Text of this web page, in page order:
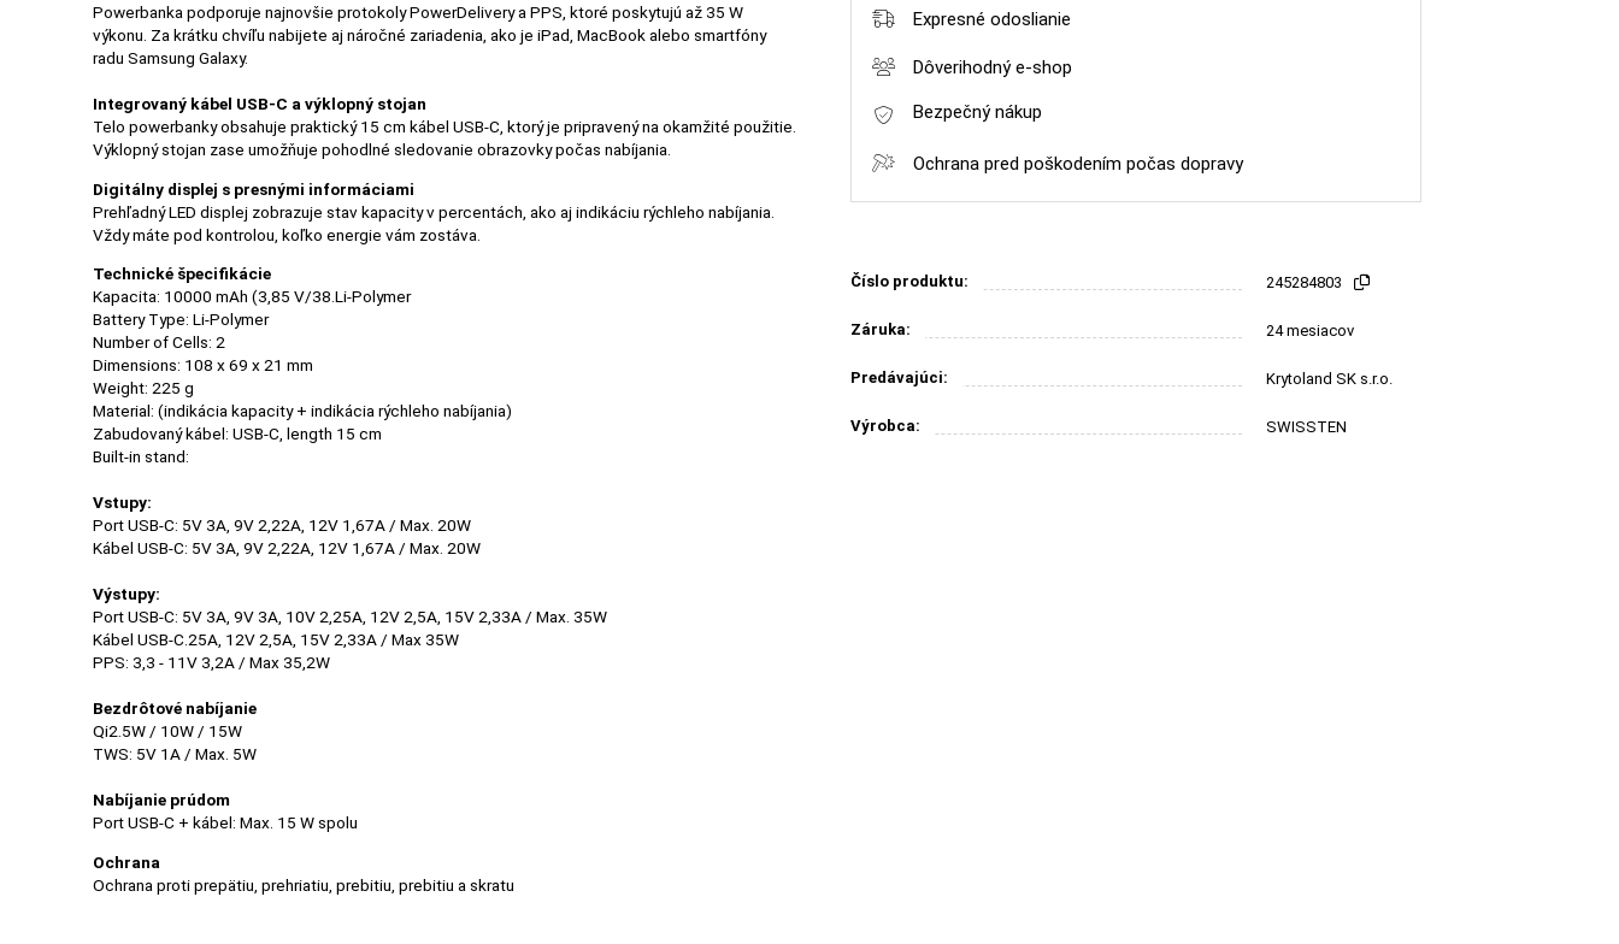
DOMÁCNOSŤ
POPSOCKETY
SMART
HODINKY
PRÍSLUŠENSTVO
FOTO,
AUDIO-
MALÉ
ŽIVOTNÝ
Powerbanka podporuje najnovšie protokoly PowerDelivery a PPS, ktoré poskytujú až 35 W
výkonu. Za krátku chvíľu nabijete aj náročné zariadenia, ako je iPad, MacBook alebo smartfóny
radu Samsung Galaxy.
Integrovaný kábel USB-C a výklopný stojan
Telo powerbanky obsahuje praktický 15 cm kábel USB-C, ktorý je pripravený na okamžité použitie.
Výklopný stojan zase umožňuje pohodlné sledovanie obrazovky počas nabíjania.
Digitálny displej s presnými informáciami
Prehľadný LED displej zobrazuje stav kapacity v percentách, ako aj indikáciu rýchleho nabíjania.
Vždy máte pod kontrolou, koľko energie vám zostáva.
Technické špecifikácie
Kapacita: 10000 mAh (3,85 V/38.Li-Polymer
Battery Type: Li-Polymer
Number of Cells: 2
Dimensions: 108 x 69 x 21 mm
Weight: 225 g
Material: (indikácia kapacity + indikácia rýchleho nabíjania)
Zabudovaný kábel: USB-C, length 15 cm
Built-in stand:
Vstupy:
Port USB-C: 5V 3A, 9V 2,22A, 12V 1,67A / Max. 20W
Kábel USB-C: 5V 3A, 9V 2,22A, 12V 1,67A / Max. 20W
Výstupy:
Port USB-C: 5V 3A, 9V 3A, 10V 2,25A, 12V 2,5A, 15V 2,33A / Max. 35W
Kábel USB-C.25A, 12V 2,5A, 15V 2,33A / Max 35W
PPS: 3,3 - 11V 3,2A / Max 35,2W
Bezdrôtové nabíjanie
Qi2.5W / 10W / 15W
TWS: 5V 1A / Max. 5W
Nabíjanie prúdom
Port USB-C + kábel: Max. 15 W spolu
Ochrana
Ochrana proti prepätiu, prehriatiu, prebitiu, prebitiu a skratu
Expresné odoslianie
Dôverihodný e-shop
Bezpečný nákup
Ochrana pred poškodením počas dopravy
Číslo produktu: 245284803
Záruka: 24 mesiacov
Predávajúci: Krytoland SK s.r.o.
Výrobca: SWISSTEN